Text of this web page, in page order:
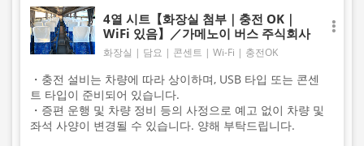
4열 시트【화장실 첨부｜충전 OK｜
WiFi 있음】／가메노이 버스 주식회사
화장실 담요 콘센트 Wi-Fi 충전OK
・충전 설비는 차량에 따라 상이하며, USB 타입 또는 콘센
트 타입이 준비되어 있습니다.
・증편 운행 및 차량 정비 등의 사정으로 예고 없이 차량 및
좌석 사양이 변경될 수 있습니다. 양해 부탁드립니다.